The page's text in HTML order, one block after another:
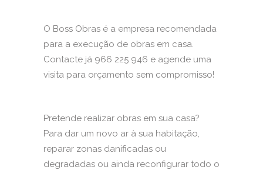
O Boss Obras é a empresa recomendada
para a execução de obras em casa.
Contacte já 966 225 946 e agende uma
visita para orçamento sem compromisso!
Pretende realizar obras em sua casa?
Para dar um novo ar à sua habitação,
reparar zonas danificadas ou
degradadas ou ainda reconfigurar todo o